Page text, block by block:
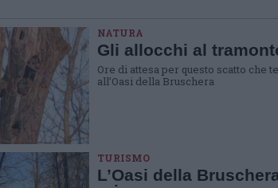
NATURA
Gli allocchi al
Ore di attesa per questo scatto che
all’Oasi della Bruschera
TURISMO
L’Oasi della